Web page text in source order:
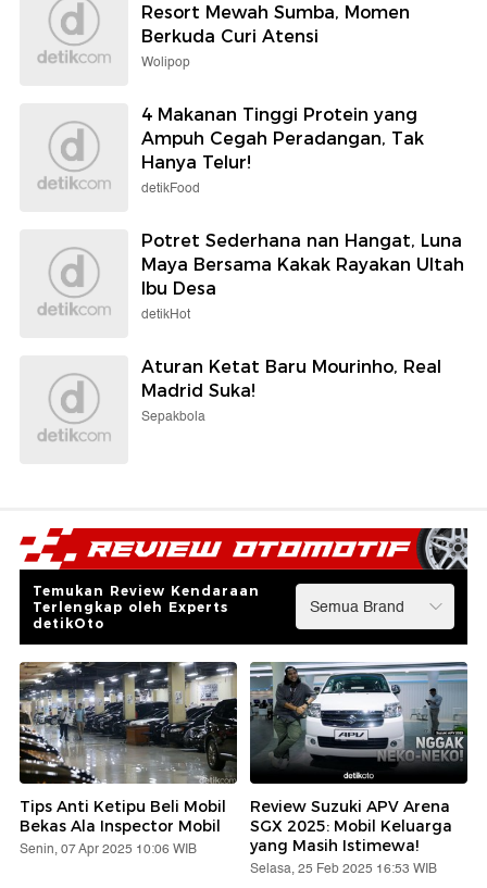
Resort Mewah Sumba, Momen
Berkuda Curi Atensi
Wolipop
4 Makanan Tinggi Protein yang
Ampuh Cegah Peradangan, Tak
Hanya Telur!
detikFood
Potret Sederhana nan Hangat, Luna
Maya Bersama Kakak Rayakan Ultah
Ibu Desa
detikHot
Aturan Ketat Baru Mourinho, Real
Madrid Suka!
Sepakbola
Temukan Review Kendaraan
Terlengkap oleh Experts
detikOto
Tips Anti Ketipu Beli Mobil
Bekas Ala Inspector Mobil
Senin, 07 Apr 2025 10:06 WIB
Review Suzuki APV Arena
SGX 2025: Mobil Keluarga
yang Masih Istimewa!
Selasa, 25 Feb 2025 16:53 WIB